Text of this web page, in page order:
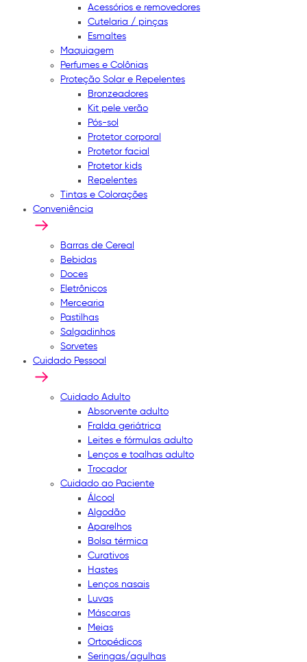
Acessórios e removedores
Cutelaria / pinças
Esmaltes
Maquiagem
Perfumes e Colônias
Proteção Solar e Repelentes
Bronzeadores
Kit pele verão
Pós-sol
Protetor corporal
Protetor facial
Protetor kids
Repelentes
Tintas e Colorações
Conveniência
Barras de Cereal
Bebidas
Doces
Eletrônicos
Mercearia
Pastilhas
Salgadinhos
Sorvetes
Cuidado Pessoal
Cuidado Adulto
Absorvente adulto
Fralda geriátrica
Leites e fórmulas adulto
Lenços e toalhas adulto
Trocador
Cuidado ao Paciente
Álcool
Algodão
Aparelhos
Bolsa térmica
Curativos
Hastes
Lenços nasais
Luvas
Máscaras
Meias
Ortopédicos
Seringas/agulhas